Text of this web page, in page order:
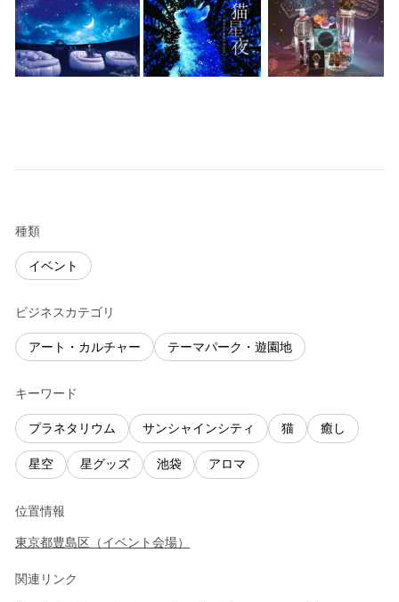
種類
イベント
ビジネスカテゴリ
アート・カルチャー テーマパーク・遊園地
キーワード
プラネタリウム サンシャインシティ 猫 癒し
星空 星グッズ 池袋 アロマ
位置情報
東京都豊島区 （ イベント会場）
関連リンク